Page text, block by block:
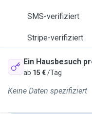
SMS-verifiziert
Stripe-verifiziert
Ein Hausbesuch
ab 15 €/Tag
Keine Daten spezifiziert